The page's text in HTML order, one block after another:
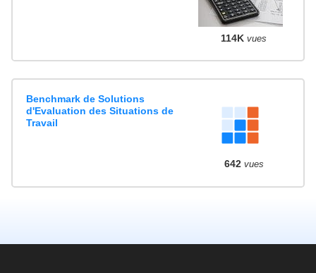
114K vues
Benchmark de Solutions
d'Evaluation des Situations de
Travail
642 vues